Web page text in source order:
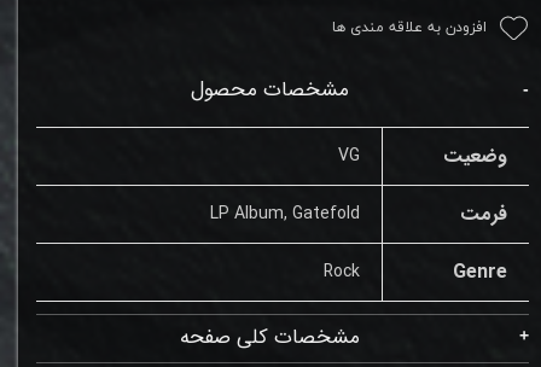
افزودن به علاقه مندی ها
مشخصات محصول
وضعیت VG
فرمت LP Album, Gatefold
Genre
Rock
مشخصات کلی صفحه